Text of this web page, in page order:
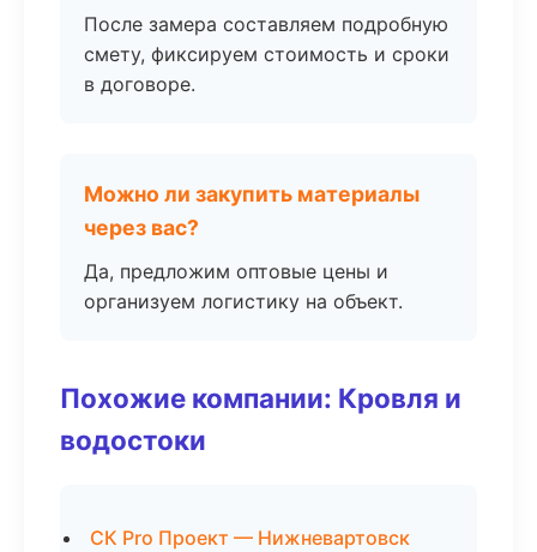
После замера составляем подробную
смету, фиксируем стоимость и сроки
в договоре.
Можно ли закупить материалы
через вас?
Да, предложим оптовые цены и
организуем логистику на объект.
Похожие компании: Кровля и
водостоки
СК Pro Проект — Нижневартовск